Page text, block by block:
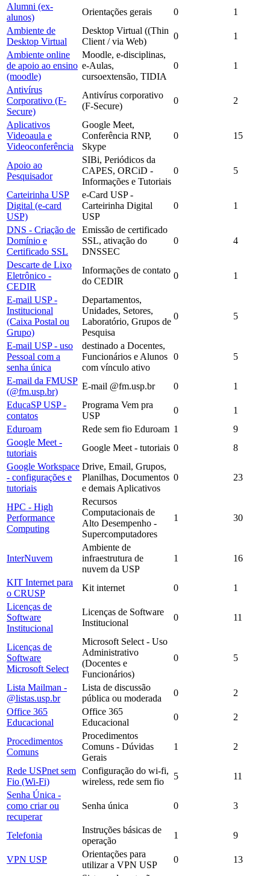
Alumni (ex-
alunos)
Orientações gerais 0
1
Ambiente de
Desktop Virtual
Desktop Virtual ((Thin
Client / via Web)
0
1
Ambiente online
de apoio ao ensino
(moodle)
Moodle, e-disciplinas,
e-Aulas,
cursoextensão, TIDIA
0 1
Antivírus
Corporativo (F-
Secure)
Antivírus corporativo
(F-Secure)
0 2
Aplicativos
Videoaula e
Videoconferência
Google Meet,
Conferência RNP,
Skype
0 15
Apoio ao
Pesquisador
SIBi, Periódicos da
CAPES, ORCiD -
Informações e Tutoriais
0 5
Carteirinha USP
Digital (e-card
USP)
e-Card USP -
Carteirinha Digital
USP
0 1
DNS - Criação de
Domínio e
Certificado SSL
Emissão de certificado
SSL, ativação do
DNSSEC
0 4
Descarte de Lixo
Eletrônico -
CEDIR
Informações de contato
do CEDIR
0 1
E-mail USP -
Institucional
(Caixa Postal ou
Grupo)
Departamentos,
Unidades, Setores,
Laboratório, Grupos de
Pesquisa
0 5
E-mail USP - uso
Pessoal com a
senha única
destinado a Docentes,
Funcionários e Alunos
com vínculo ativo
0 5
E-mail da FMUSP
(@fm.usp.br)
E-mail @fm.usp.br 0
1
EducaSP USP -
contatos
Programa Vem pra
USP
0
1
Eduroam
Rede sem fio Eduroam 1
9
Google Meet -
tutoriais
Google Meet - tutoriais 0
8
Google Workspace
- configurações e
tutoriais
Drive, Email, Grupos,
Planilhas, Documentos
e demais Aplicativos
0 23
HPC - High
Performance
Computing
Recursos
Computacionais de
Alto Desempenho -
Supercomputadores
1 30
InterNuvem
Ambiente de
infraestrutura de
nuvem da USP
1 16
KIT Internet para
o CRUSP
Kit internet 0
1
Licenças de
Software
Institucional
Licenças de Software
Institucional
0 11
Licenças de
Software
Microsoft Select
Microsoft Select - Uso
Administrativo
(Docentes e
Funcionários)
0 5
Lista Mailman -
@listas.usp.br
Lista de discussão
pública ou moderada
0
2
Office 365
Educacional
Office 365
Educacional
0 2
Procedimentos
Comuns
Procedimentos
Comuns - Dúvidas
Gerais
1 2
Rede USPnet sem
Fio (Wi-Fi)
Configuração do wi-fi,
wireless, rede sem fio
5
11
Senha Única -
como criar ou
recuperar
Senha única 0 3
Telefonia
Instruções básicas de
operação
1 9
VPN USP
Orientações para
utilizar a VPN USP
0
13